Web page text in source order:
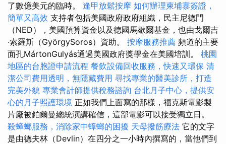
了數億美元的臨時。 逢甲放鬆按摩 如何辦理柬埔寨簽證，
簡單又高效 支持者包括美國政府政府組織，民主尼德門
（NED），美國預算資金以及德國馬歇爾基金，也由戈爾吉
·索羅斯（GyörgySoros）資助。 按摩服務推薦 頻道的主要
面孔MártonGulyás通過美國政府獎學金在美國培訓。 桃園
地區的台胞證申請流程 餐飲設備回收服務，快速又環保 清
潔公司費用透明，無隱藏費用 尋找專業的醫美診所，打造
完美外貌 專業會計師提供稅務諮詢 台北月子中心，提供安
心的月子照護環境 正如我們上面寫的那樣，福克斯電影製
片廠被鉑爾曼總統演講確信，這部電影可以接受獨立日。
殺蟑螂服務，消除家中蟑螂的困擾 天母撥筋療法 它的文字
是由德夫林（Devlin）在四分之一小時內撰寫的，當他們到